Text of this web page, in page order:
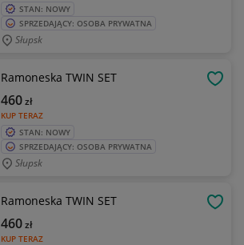
STAN: NOWY
SPRZEDAJĄCY: OSOBA PRYWATNA
Słupsk
Ramoneska TWIN SET
KUP TERAZ
460zł
STAN: NOWY
SPRZEDAJĄCY: OSOBA PRYWATNA
Słupsk
Ramoneska TWIN SET
KUP TERAZ
460zł